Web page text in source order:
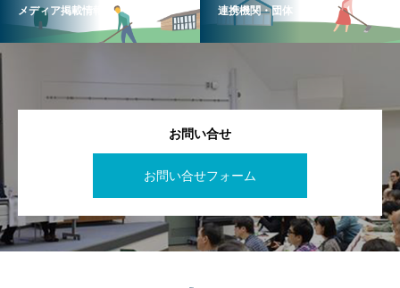
メディア掲載情報 連携機関・団体
お問い合せ
お問い合せフォーム